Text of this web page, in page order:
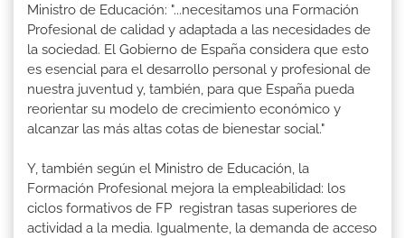
Ministro de Educación: "...necesitamos una Formación
Profesional de calidad y adaptada a las necesidades de
la sociedad. El Gobierno de España considera que esto
es esencial para el desarrollo personal y profesional de
nuestra juventud y, también, para que España pueda
reorientar su modelo de crecimiento económico y
alcanzar las más altas cotas de bienestar social."
Y, también según el Ministro de Educación, la
Formación Profesional mejora la empleabilidad: los
ciclos formativos de FP registran tasas superiores de
actividad a la media. Igualmente, la demanda de acceso